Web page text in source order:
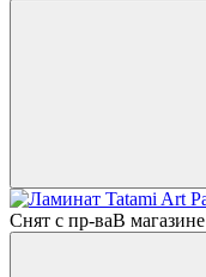
Снят с пр-ваВ магазине